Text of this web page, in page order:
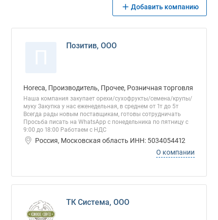
Добавить компанию
Позитив, ООО
Horeca, Производитель, Прочее, Розничная торговля
Наша компания закупает орехи/сухофрукты/семена/крупы/
муку Закупка у нас еженедельная, в среднем от 1т до 5т
Всегда рады новым поставщикам, готовы сотрудничать
Просьба писать на WhatsApp c понедельника по пятницу с
9:00 до 18:00 Работаем с НДС
Россия, Московская область ИНН: 5034054412
О компании
ТК Система, ООО